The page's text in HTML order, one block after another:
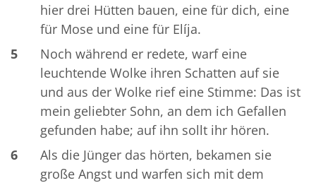
hier drei Hütten bauen, eine für dich, eine
für Mose und eine für Elíja.
5
Noch während er redete, warf eine
leuchtende Wolke ihren Schatten auf sie
und aus der Wolke rief eine Stimme: Das ist
mein geliebter Sohn, an dem ich Gefallen
gefunden habe; auf ihn sollt ihr hören.
6
Als die Jünger das hörten, bekamen sie
große Angst und warfen sich mit dem